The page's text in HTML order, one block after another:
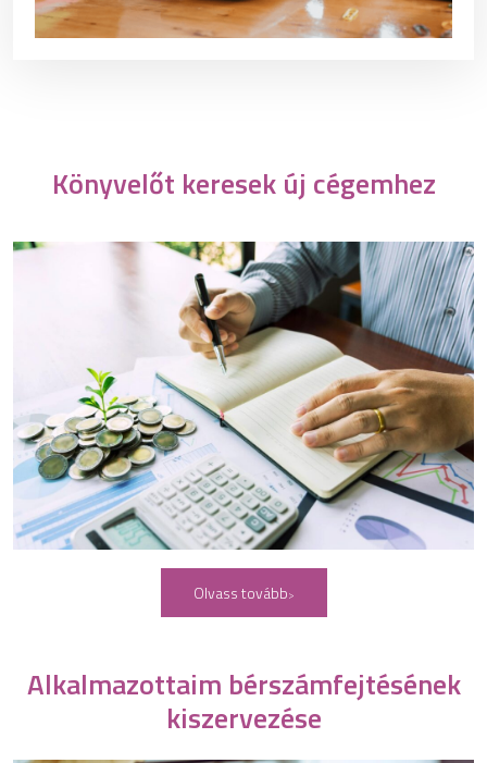
Könyvelőt keresek új cégemhez
Olvass tovább
Alkalmazottaim bérszámfejtésének
kiszervezése